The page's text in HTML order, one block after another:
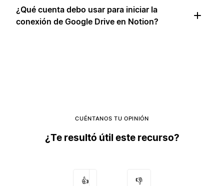
¿Qué cuenta debo usar para iniciar la
conexión de Google Drive en Notion?
CUÉNTANOS TU OPINIÓN
¿Te resultó útil este recurso?
👍 👎